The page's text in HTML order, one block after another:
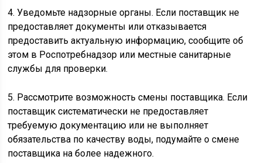
4. Уведомьте надзорные органы. Если поставщик не
предоставляет документы или отказывается
предоставить актуальную информацию, сообщите об
этом в Роспотребнадзор или местные санитарные
службы для проверки.
5. Рассмотрите возможность смены поставщика. Если
поставщик систематически не предоставляет
требуемую документацию или не выполняет
обязательства по качеству воды, подумайте о смене
поставщика на более надежного.